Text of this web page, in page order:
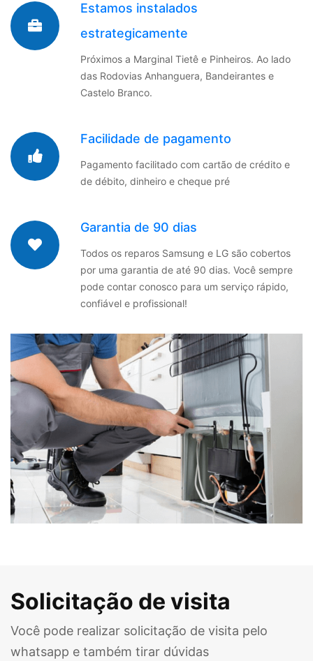
Estamos instalados
estrategicamente
Próximos a Marginal Tietê e Pinheiros. Ao lado
das Rodovias Anhanguera, Bandeirantes e
Castelo Branco.
Facilidade de pagamento
Pagamento facilitado com cartão de crédito e
de débito, dinheiro e cheque pré
Garantia de 90 dias
Todos os reparos Samsung e LG são cobertos
por uma garantia de até 90 dias. Você sempre
pode contar conosco para um serviço rápido,
confiável e profissional!
Solicitação de visita
Você pode realizar solicitação de visita pelo
whatsapp e também tirar dúvidas